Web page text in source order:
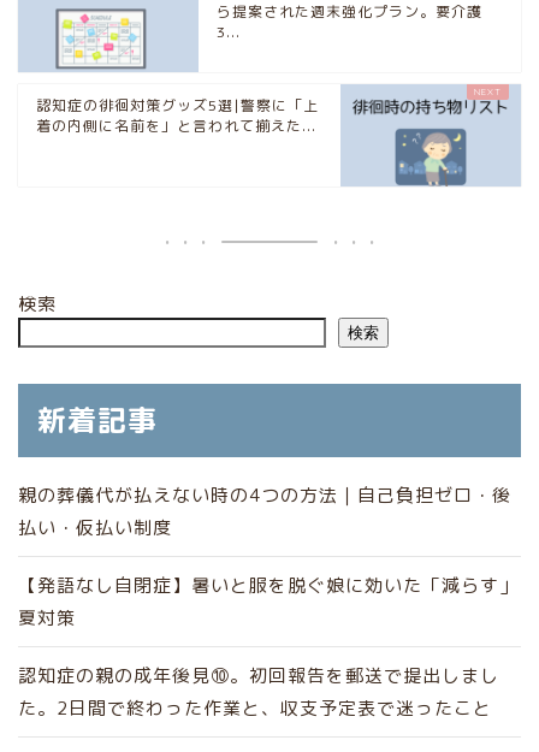
ら提案された週末強化プラン。要介護
3...
認知症の徘徊対策グッズ5選|警察に「上
着の内側に名前を」と言われて揃えた...
検索
検索
新着記事
親の葬儀代が払えない時の4つの方法｜自己負担ゼロ・後
払い・仮払い制度
【発語なし自閉症】暑いと服を脱ぐ娘に効いた「減らす」
夏対策
認知症の親の成年後見⑩。初回報告を郵送で提出しまし
た。2日間で終わった作業と、収支予定表で迷ったこと